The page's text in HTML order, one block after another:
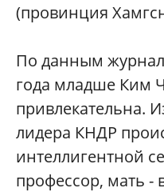
(провинция
По данным
года младше Ким
привлекательна.
лидера КНДР
интеллигентной
профессор, мать -